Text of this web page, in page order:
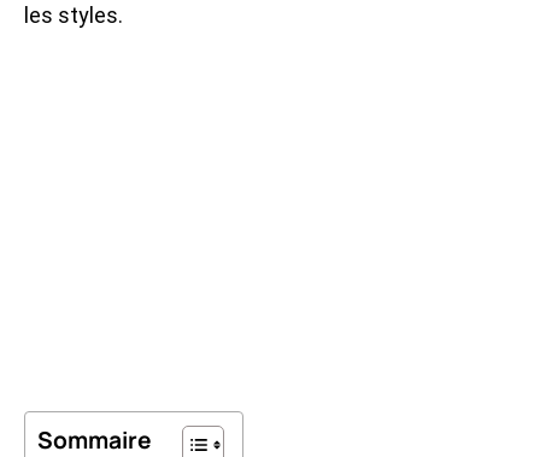
les styles.
Sommaire